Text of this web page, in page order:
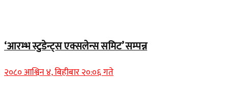
‘आरम्भ स्टुडेन्ट्स एक्सलेन्स समिट’ सम्पन्न
२०८० आश्विन ४, बिहीबार २०:०६ गते